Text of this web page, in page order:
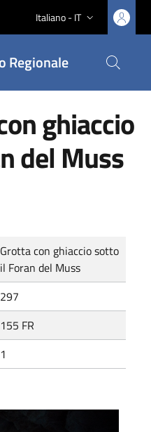
Lingua attiva:
Italiano - IT
Regionale Cerca
ghiaccio
del Muss
Grotta con ghiaccio sotto
il Foran del Muss
297
155 FR
1